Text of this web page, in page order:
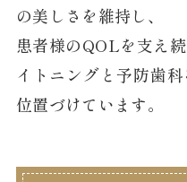
の美しさを維持し、
患者様のQOLを支え
イトニングと予防歯
位置づけています。